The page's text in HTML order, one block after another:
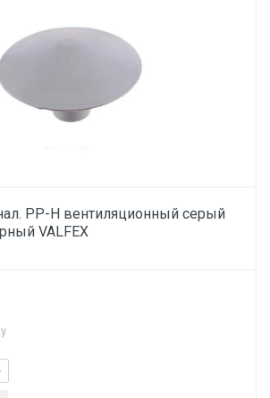
PP-H вентиляционный серый
VALFEX